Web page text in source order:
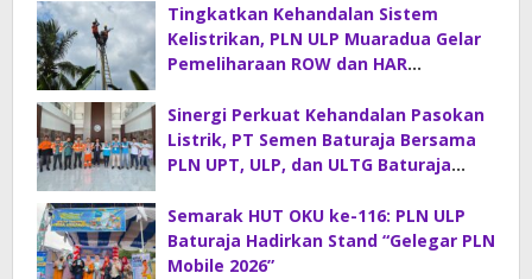
Tingkatkan Kehandalan Sistem
Kelistrikan, PLN ULP Muaradua Gelar
Pemeliharaan ROW dan HAR
Sinergi Perkuat Kehandalan Pasokan
Listrik, PT Semen Baturaja Bersama
PLN UPT, ULP, dan ULTG Baturaja
Semarak HUT OKU ke-116: PLN ULP
Baturaja Hadirkan Stand “Gelegar PLN
Mobile 2026”